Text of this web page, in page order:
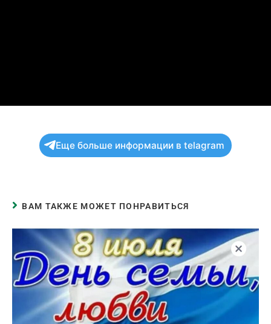
Еще больше информации в telagram
ВАМ ТАКЖЕ МОЖЕТ ПОНРАВИТЬСЯ